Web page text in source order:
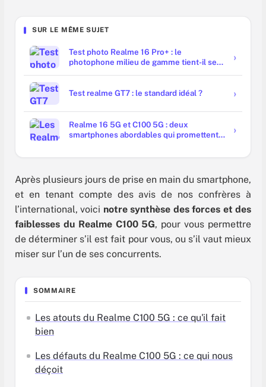
SUR LE MÊME SUJET
Test photo Realme 16 Pro+ : le
photophone milieu de gamme tient-il ses
Test realme GT7 : le standard idéal ?
Realme 16 5G et C100 5G : deux
smartphones abordables qui promettent
Après plusieurs jours de prise en main du smartphone,
et en tenant compte des avis de nos confrères à
l’international, voici notre synthèse des forces et des
faiblesses du Realme C100 5G, pour vous permettre
de déterminer s’il est fait pour vous, ou s’il vaut mieux
miser sur l’un de ses concurrents.
SOMMAIRE
Les atouts du Realme C100 5G : ce qu'il fait
bien
Les défauts du Realme C100 5G : ce qui nous
déçoit